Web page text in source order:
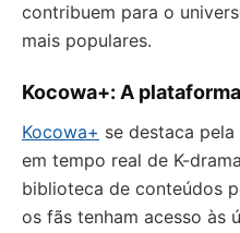
contribuem para o
mais populares.
Kocowa+: A
Kocowa+ se destaca
em tempo real de K-
biblioteca de conteúdos
os fãs tenham acesso às